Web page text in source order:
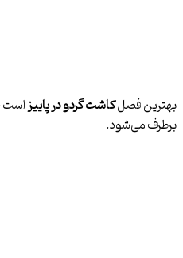
بهترین فصلکاشت گردو در پاییزاست
برطرف می‌شود.